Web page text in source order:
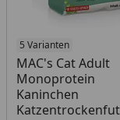
5 Varianten
MAC's Cat Adult
Monoprotein
Kaninchen
Produkt am Lager